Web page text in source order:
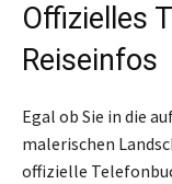
Offizielles
Reiseinfos
Egal ob Sie in die
malerischen
offizielle